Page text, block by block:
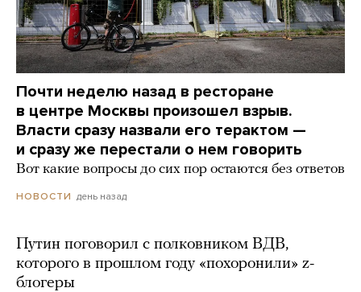
Почти неделю назад в ресторане
в центре Москвы произошел взрыв.
Власти сразу назвали его терактом —
и сразу же перестали о нем говорить
Вот какие вопросы до сих пор остаются без ответов
НОВОСТИ день назад
Путин поговорил с полковником ВДВ,
которого в прошлом году «похоронили» z-
блогеры